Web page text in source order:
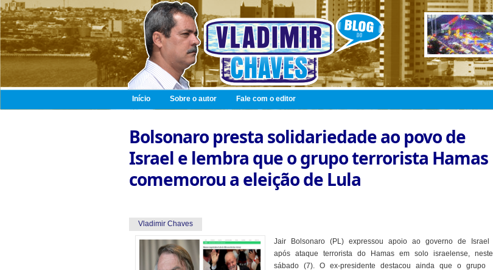
Início Sobre o autor Fale com o editor
Bolsonaro presta solidariedade ao povo de
Israel e lembra que o grupo terrorista Hamas
comemorou a eleição de Lula
Vladimir Chaves
Jair Bolsonaro (PL) expressou apoio ao governo de Israel
após ataque terrorista do Hamas em solo israelense, neste
sábado (7). O ex-presidente destacou ainda que o grupo